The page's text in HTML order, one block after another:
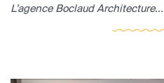
L’agence Boclaud